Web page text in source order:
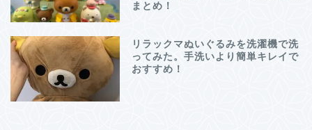
まとめ！
リラックマぬいぐるみを洗濯機で洗
ってみた。手洗いより簡単キレイで
おすすめ！